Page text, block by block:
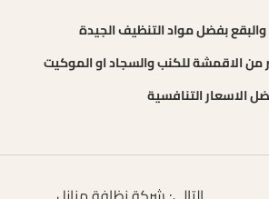
بفضل مواد التنظيف الجيدة
من الاقمشة للكنب والسجاد او الموكيت
الاسعار التنافسية